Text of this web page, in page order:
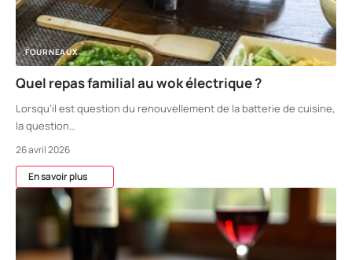
FOURNEAUX
Quel repas familial au wok électrique ?
Lorsqu’il est question du renouvellement de la batterie de cuisine,
la question…
26 avril 2026
En savoir plus